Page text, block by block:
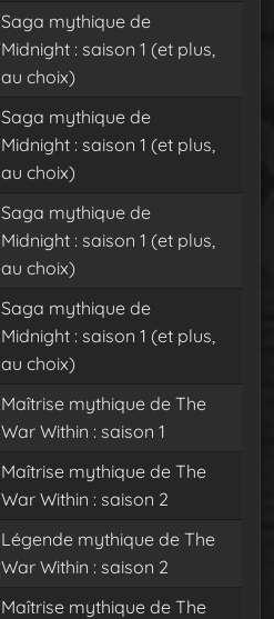
Saga mythique de
Midnight : saison 1 (et plus,
au choix)
Saga mythique de
Midnight : saison 1 (et plus,
au choix)
Saga mythique de
Midnight : saison 1 (et plus,
au choix)
Saga mythique de
Midnight : saison 1 (et plus,
au choix)
Maîtrise mythique de The
War Within : saison 1
Maîtrise mythique de The
War Within : saison 2
Légende mythique de The
War Within : saison 2
Maîtrise mythique de The